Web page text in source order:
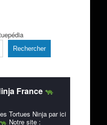
Rechercher
France
Tortues Ninja par ici
Notre site :